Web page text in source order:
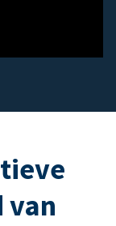
van